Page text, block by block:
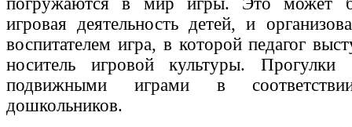
игровая деятельность детей, и
воспитателем игра, в которой педагог
носитель игровой культуры.
подвижными играми в
дошкольников.